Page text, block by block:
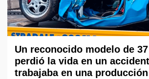
Un reconocido modelo de
perdió la vida en un
trabajaba en una producción